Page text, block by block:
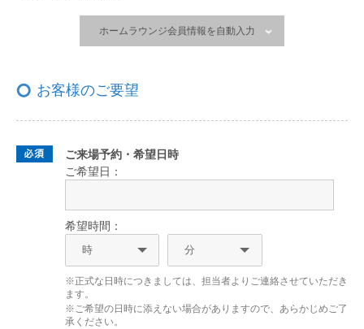
ホームラウンジ会員情報を自動入力
お客様のご要望
ご来場予約・希望日時
ご希望日：
希望時間：
※正式な日時につきましては、担当者よりご連絡させていただき
ます。
※ご希望の日時に添えない場合がありますので、あらかじめご了
承ください。